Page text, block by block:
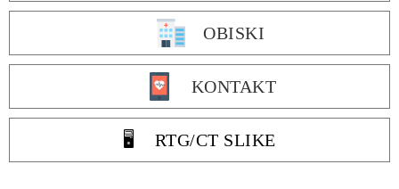
OBISKI
KONTAKT
🖥️ RTG/CT SLIKE